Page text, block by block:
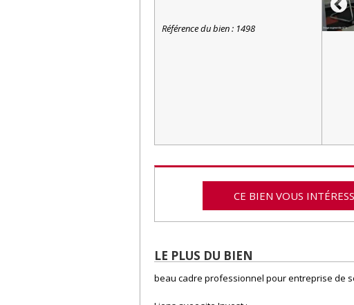
Référence du bien : 1498
CE BIEN VOUS
LE PLUS DU BIEN
beau cadre professionnel pour entreprise de